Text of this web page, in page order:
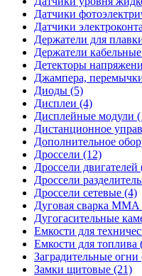
Датчики
Датчики
Держатели для
Держатели
Детекторы
Джампера,
Диоды (5)
Дисплеи (4)
Дисплейные модули
Дистанционное
Дополнительное
Дроссели (12)
Дроссели двигателей
Дроссели
Дроссели сетевые (4)
Дуговая сварка MMA
Дугогасительные
Емкости для
Емкости для топлива
Заградительные огни
Замки щитовые (21)